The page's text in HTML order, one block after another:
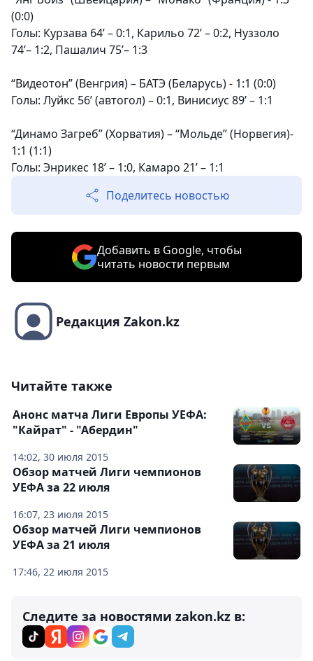
(0:0)
Голы: Курзава 64’ – 0:1, Карильо 72’ – 0:2, Нуззоло
74’– 1:2, Пашалич 75’– 1:3
“Видеотон” (Венгрия) – БАТЭ (Беларусь) - 1:1 (0:0)
Голы: Луйкс 56’ (автогол) – 0:1, Винисиус 89’ – 1:1
“Динамо Загреб” (Хорватия) – “Мольде” (Норвегия)-
1:1 (1:1)
Голы: Энрикес 18’ – 1:0, Камаро 21’ – 1:1
Поделитесь новостью
Добавить в Google, чтобы
читать новости первым
Редакция Zakon.kz
Читайте также
14:02, 30 июля 2015
Анонс матча Лиги Европы УЕФА:
"Кайрат" - "Абердин"
16:07, 23 июля 2015
Обзор матчей Лиги чемпионов
УЕФА за 22 июля
17:46, 22 июля 2015
Обзор матчей Лиги чемпионов
УЕФА за 21 июля
Следите за новостями zakon.kz в: